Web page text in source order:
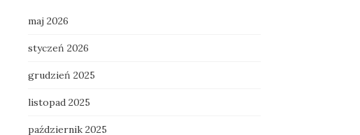
maj 2026
styczeń 2026
grudzień 2025
listopad 2025
październik 2025